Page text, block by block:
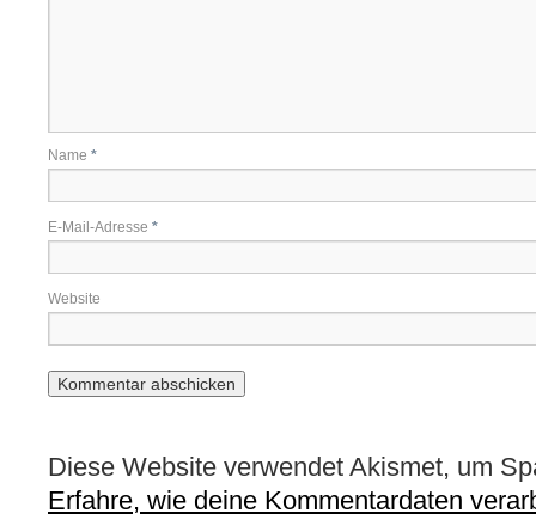
Name *
E-Mail-Adresse *
Website
Diese Website verwendet Akismet, um
Erfahre, wie deine Kommentardaten